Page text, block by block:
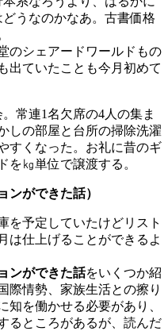
うなのかなあ。古書価格
のシェアードワールドもの
出ていたことも今月初めて
常連1名欠席の4人の集ま
しの部屋と台所の掃除洗濯
すくなった。お礼に昔のギ
を㎏単位で譲渡する。
ンができた話）
予定していたけどリスト
は仕上げることができるよ
ンができた話をいくつか紹
際情勢、家族生活との擦り
知を働かせる必要があり、
るところがあるが、読んだ